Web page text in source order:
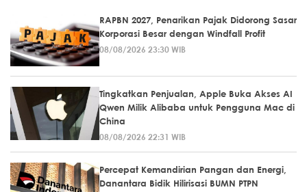
RAPBN 2027, Penarikan Pajak Didorong Sasar
Korporasi Besar dengan Windfall Profit
08/08/2026 23:30 WIB
Tingkatkan Penjualan, Apple Buka Akses AI
Qwen Milik Alibaba untuk Pengguna Mac di
China
08/08/2026 22:31 WIB
Percepat Kemandirian Pangan dan Energi,
Danantara Bidik Hilirisasi BUMN PTPN